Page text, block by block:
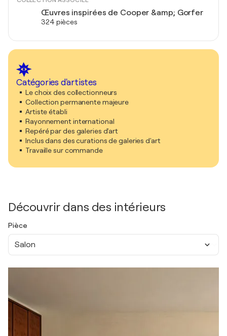
Œuvres inspirées de Cooper &amp; Gorfer
324 pièces
Catégories d'artistes
Le choix des collectionneurs
Collection permanente majeure
Artiste établi
Rayonnement international
Repéré par des galeries d'art
Inclus dans des curations de galeries d'art
Travaille sur commande
Découvrir dans des intérieurs
Pièce
Salon